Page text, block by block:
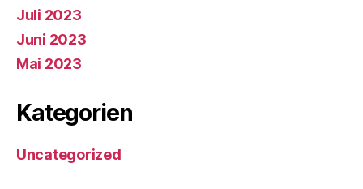
Juli 2023
Juni 2023
Mai 2023
Kategorien
Uncategorized